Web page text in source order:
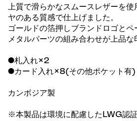
上質で滑らかなスムースレザーを
ヤのある質感で仕上げました。
ゴールドの箔押しブランドロゴと
メタルパーツの組み合わせが上品な
●札入れ×2
●カード入れ×8(その他ポケット有)
カンボジア製
※本製品は環境に配慮したLWG認